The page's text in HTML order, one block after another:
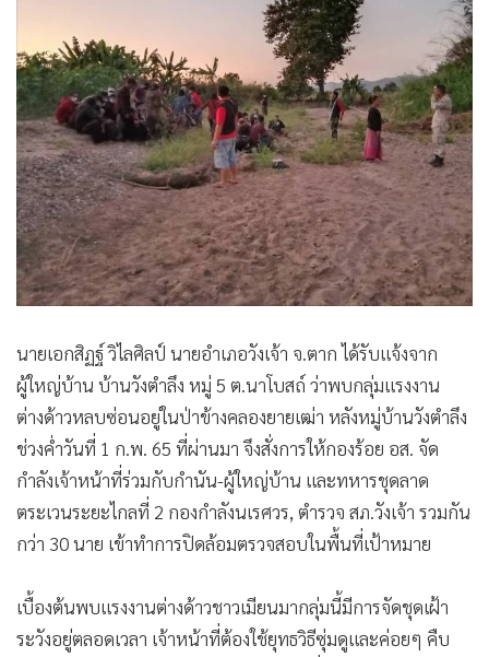
• เกม
• วิทยาศาสตร์
• SMEs
• หุ้น
• อินโดจีน
• กองทุนรวม
• Celeb Online
• Factcheck
• News1
• Gotomanager
นายเอกสิฏฐ์ วิไลศิลป์ นายอำเภอวังเจ้า จ.ตาก ได้รับแจ้งจาก
ผู้ใหญ่บ้าน บ้านวังตำลึง หมู่ 5 ต.นาโบสถ์ ว่าพบกลุ่มแรงงาน
ต่างด้าวหลบซ่อนอยู่ในป่าข้างคลองยายเฒ่า หลังหมู่บ้านวังตำลึง
ช่วงค่ำวันที่ 1 ก.พ. 65 ที่ผ่านมา จึงสั่งการให้กองร้อย อส. จัด
กำลังเจ้าหน้าที่ร่วมกับกำนัน-ผู้ใหญ่บ้าน และทหารชุดลาด
ตระเวนระยะไกลที่ 2 กองกำลังนเรศวร, ตำรวจ สภ.วังเจ้า รวมกัน
กว่า 30 นาย เข้าทำการปิดล้อมตรวจสอบในพื้นที่เป้าหมาย
เบื้องต้นพบแรงงานต่างด้าวชาวเมียนมากลุ่มนี้มีการจัดชุดเฝ้า
ระวังอยู่ตลอดเวลา เจ้าหน้าที่ต้องใช้ยุทธวิธีซุ่มดูและค่อยๆ คืบ